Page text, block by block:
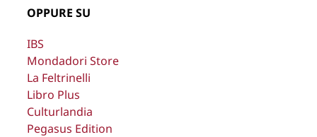
Aggiorna preferenze tracciamento
OPPURE SU
IBS
Mondadori Store
La Feltrinelli
Libro Plus
Culturlandia
Pegasus Edition